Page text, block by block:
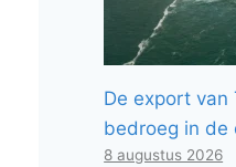
De export van
bedroeg in de
8 augustus 2026